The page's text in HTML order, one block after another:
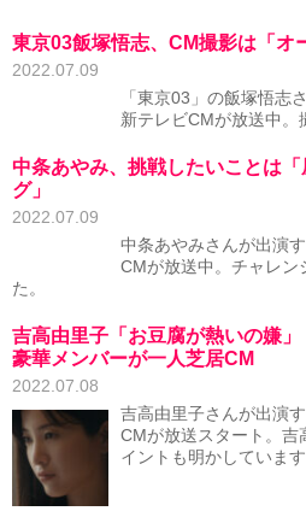
東京03飯塚悟志、CM撮影は「オ
2022.07.09
「東京03」の飯塚悟志
新テレビCMが放送中。
中条あやみ、挑戦したいことは
グ」
2022.07.09
中条あやみさんが出演
CMが放送中。チャレン
た。
吉高由里子「お豆腐が熱いの嫌
豪華メンバーが一人芝居CM
2022.07.08
吉高由里子さんが出演
CMが放送スタート。吉
イントも明かしています